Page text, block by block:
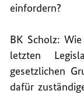
einfordern?
BK Scholz:
letzten
gesetzlichen
dafür